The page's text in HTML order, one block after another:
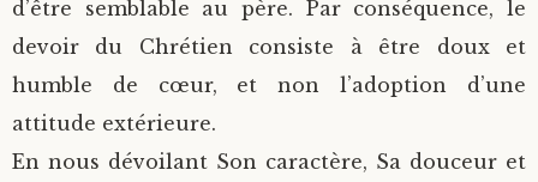
d’être semblable au père. Par conséquence, le
devoir du Chrétien consiste à être doux et
humble de cœur, et non l’adoption d’une
attitude extérieure.
En nous dévoilant Son caractère, Sa douceur et